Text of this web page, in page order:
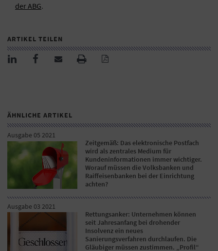
der ABG.
ARTIKEL TEILEN
ÄHNLICHE ARTIKEL
Ausgabe 05 2021
Zeitgemäß: Das elektronische Postfach
wird als zentrales Medium für
Kundeninformationen immer wichtiger.
Worauf müssen die Volksbanken und
Raiffeisenbanken bei der Einrichtung
achten?
Ausgabe 03 2021
Rettungsanker: Unternehmen können
seit Jahresanfang bei drohender
Insolvenz ein neues
Sanierungsverfahren durchlaufen. Die
Gläubiger müssen zustimmen. „Profil“